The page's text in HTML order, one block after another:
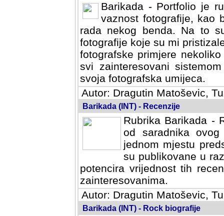
Barikada - Portfolio je
vaznost fotografije, kao
rada nekog benda. Na to
fotografije koje su mi
fotografske primjere
svi zainteresovani
svoja fotografska umijeca.
Autor: Dragutin Matoševic,
Barikada (INT) - Recenzije
Rubrika Barikada -
od saradnika
jednom mjestu
su publikovane u
potencira vrijednost tih
zainteresovanima.
Autor: Dragutin Matoševic,
Barikada (INT) - Rock biografije